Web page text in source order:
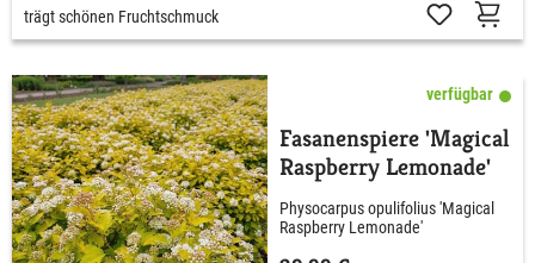
trägt schönen Fruchtschmuck
verfügbar
Fasanenspiere 'Magical
Raspberry Lemonade'
Physocarpus opulifolius 'Magical
Raspberry Lemonade'